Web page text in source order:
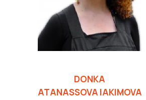
DONKA
ATANASSOVA IAKIMOVA